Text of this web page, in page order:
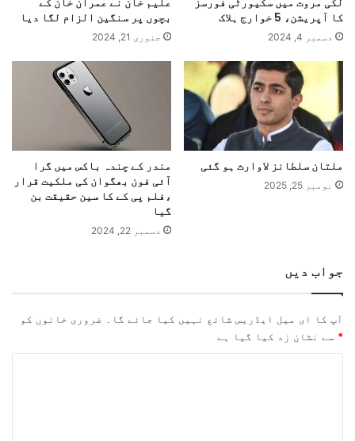
کا آپریشن، 5 خوارج ہلاک
دسمبر 4, 2024
بچوں پر سنگین الزام لگا دیا
جنوری 21, 2024
ملتان سلطانز لاوارث ہو گئی
نومبر 25, 2025
مندر کے چندہ باکس میں گرا
آئی فون بھگوان کی ملکیت قرار
،فلم پی کے کا سین حقیقت بن
گیا
دسمبر 22, 2024
جواب دیں
آپ کا ای میل ایڈریس شائع نہیں کیا جائے گا۔ ضروری خانوں کو
* سے نشان زد کیا گیا ہے